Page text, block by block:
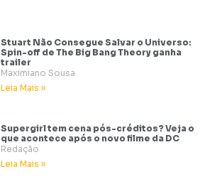
Stuart Não Consegue Salvar o Universo:
Spin-off de The Big Bang Theory ganha
trailer
Maximiano Sousa
Leia Mais »
Supergirl tem cena pós-créditos? Veja o
que acontece após o novo filme da DC
Redação
Leia Mais »